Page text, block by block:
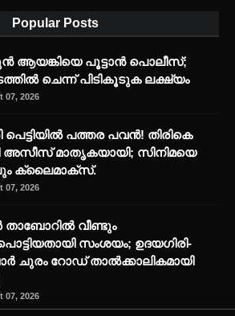
Popular Posts
ആയങ്കിയെ പൂട്ടാന്‍ പൊലീസ്;
ചെന്ന് പിടികൂടുക ലക്ഷ്യം
07, 2026
പത്തര പവൻ! തിരികെ
അസീസ് മാതൃകയായി; സിനിമയെ
ക്ലൈമാക്സ്.
07, 2026
താബോറിൽ വീണ്ടും
സംശയം; ഉദയഗിരി-
ചുരം റോഡ് താൽക്കാലികമായി
07, 2026